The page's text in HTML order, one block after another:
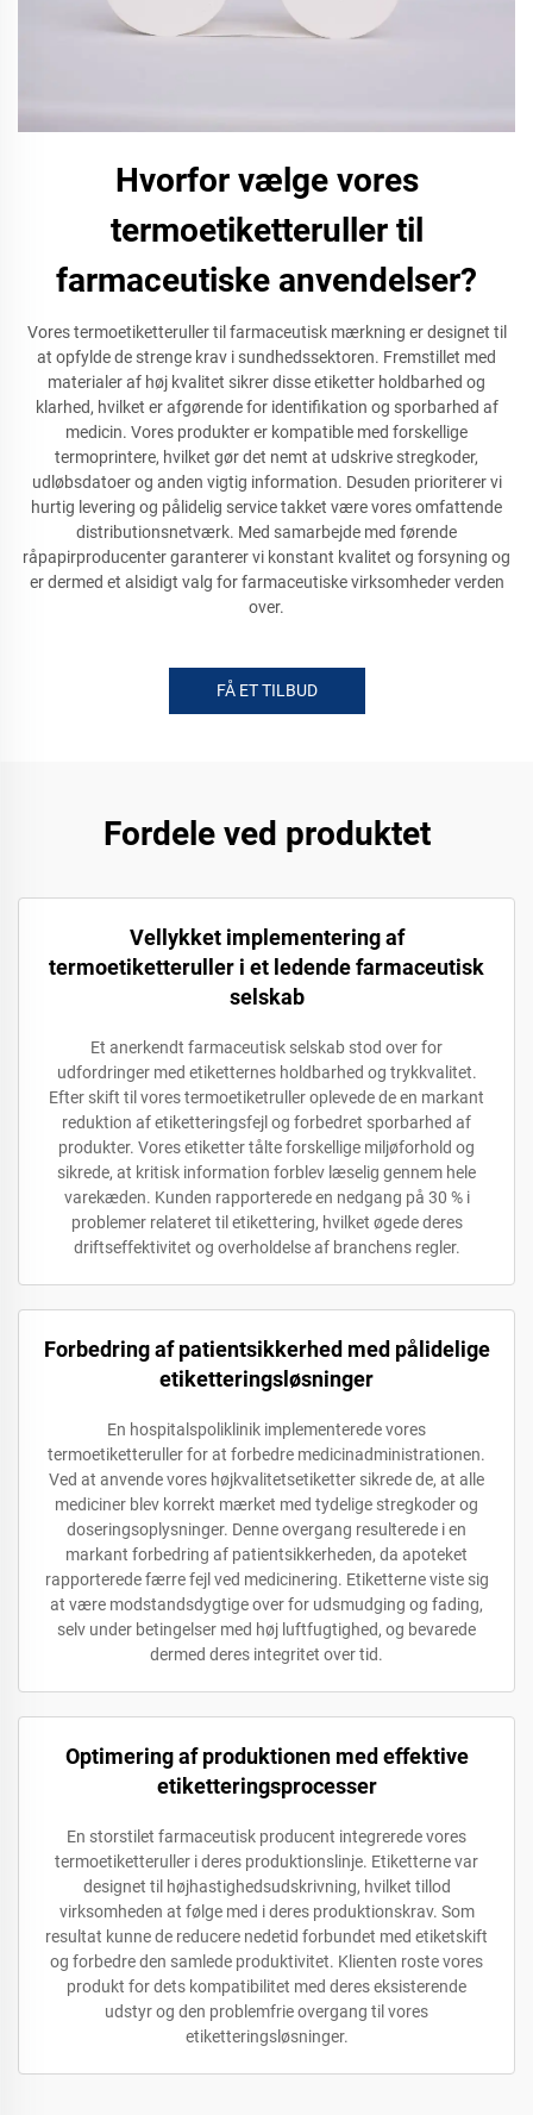
Hvorfor vælge vores
termoetiketteruller til
farmaceutiske anvendelser?
Vores termoetiketteruller til farmaceutisk mærkning er designet til
at opfylde de strenge krav i sundhedssektoren. Fremstillet med
materialer af høj kvalitet sikrer disse etiketter holdbarhed og
klarhed, hvilket er afgørende for identifikation og sporbarhed af
medicin. Vores produkter er kompatible med forskellige
termoprintere, hvilket gør det nemt at udskrive stregkoder,
udløbsdatoer og anden vigtig information. Desuden prioriterer vi
hurtig levering og pålidelig service takket være vores omfattende
distributionsnetværk. Med samarbejde med førende
råpapirproducenter garanterer vi konstant kvalitet og forsyning og
er dermed et alsidigt valg for farmaceutiske virksomheder verden
over.
FÅ ET TILBUD
Fordele ved produktet
Vellykket implementering af
termoetiketteruller i et ledende farmaceutisk
selskab
Et anerkendt farmaceutisk selskab stod over for
udfordringer med etiketternes holdbarhed og trykkvalitet.
Efter skift til vores termoetiketruller oplevede de en markant
reduktion af etiketteringsfejl og forbedret sporbarhed af
produkter. Vores etiketter tålte forskellige miljøforhold og
sikrede, at kritisk information forblev læselig gennem hele
varekæden. Kunden rapporterede en nedgang på 30 % i
problemer relateret til etikettering, hvilket øgede deres
driftseffektivitet og overholdelse af branchens regler.
Forbedring af patientsikkerhed med pålidelige
etiketteringsløsninger
En hospitalspoliklinik implementerede vores
termoetiketteruller for at forbedre medicinadministrationen.
Ved at anvende vores højkvalitetsetiketter sikrede de, at alle
mediciner blev korrekt mærket med tydelige stregkoder og
doseringsoplysninger. Denne overgang resulterede i en
markant forbedring af patientsikkerheden, da apoteket
rapporterede færre fejl ved medicinering. Etiketterne viste sig
at være modstandsdygtige over for udsmudging og fading,
selv under betingelser med høj luftfugtighed, og bevarede
dermed deres integritet over tid.
Optimering af produktionen med effektive
etiketteringsprocesser
En storstilet farmaceutisk producent integrerede vores
termoetiketteruller i deres produktionslinje. Etiketterne var
designet til højhastighedsudskrivning, hvilket tillod
virksomheden at følge med i deres produktionskrav. Som
resultat kunne de reducere nedetid forbundet med etiketskift
og forbedre den samlede produktivitet. Klienten roste vores
produkt for dets kompatibilitet med deres eksisterende
udstyr og den problemfrie overgang til vores
etiketteringsløsninger.